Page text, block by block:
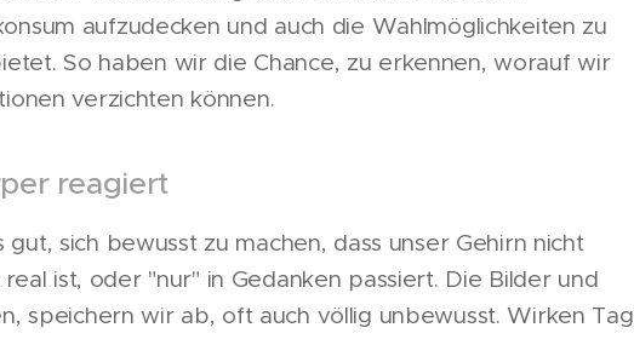
aufzudecken und auch die Wahlmöglichkeiten zu
So haben wir die Chance, zu erkennen, worauf wir
verzichten können.
reagiert
sich bewusst zu machen, dass unser Gehirn nicht
ist, oder "nur" in Gedanken passiert. Die Bilder und
speichern wir ab, oft auch völlig unbewusst. Wirken Tag